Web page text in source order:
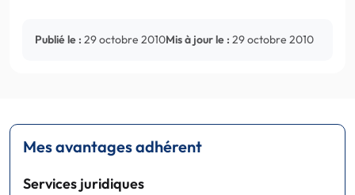
Publié le : 29 octobre 2010Mis à jour le : 29 octobre 2010
Mes avantages adhérent
Services juridiques